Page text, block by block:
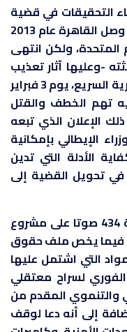
التحقيقات في قضية
مقتل ريجيني؛ الباحث الإيطالي الذي وصل القاهرة عام 2013
المتحدة، ولكن انتهى
-وعليها آثار تعذيب
شديد- قرب طريق القاهرة-الإسكندرية السريع، يوم 3 فبراير
تهم الخطف والقتل
الإعلان الذي تبعه
الإيطالي بإمكانية
الأدلة التي تدين
تحويل القضية إلى
كما وافق البرلمان الأوروبي بأغلبية 434 صوتا على مشروع
فيما يخص ملف حقوق
التي اشتمل عليها
الفوري لسراح معتقلي
والتنموي المقدم من
إلى أنه دعا لوقف